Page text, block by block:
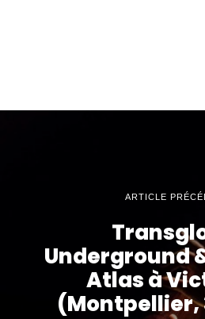
ARTICLE
Underground
Atlas à
(Montpellier,